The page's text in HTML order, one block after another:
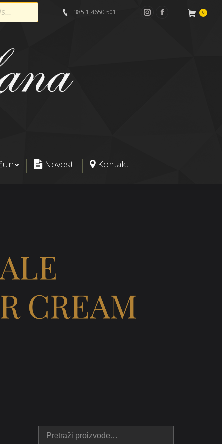
| +385 1 4650 501 |
Instagram
Facebook
| 0
Novosti Kontakt
CREAM